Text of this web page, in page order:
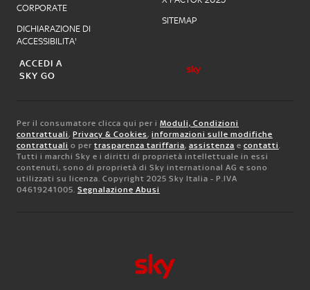
CORPORATE
DICHIARAZIONE DI
ACCESSIBILITA'
SITEMAP
ACCEDI A
SKY GO
Per il consumatore clicca qui per i Moduli, Condizioni
contrattuali, Privacy & Cookies, informazioni sulle modifiche
contrattuali o per trasparenza tariffaria, assistenza e contatti.
Tutti i marchi Sky e i diritti di proprietà intellettuale in essi
contenuti, sono di proprietà di Sky international AG e sono
utilizzati su licenza. Copyright 2025 Sky Italia - P.IVA
04619241005. Segnalazione Abusi